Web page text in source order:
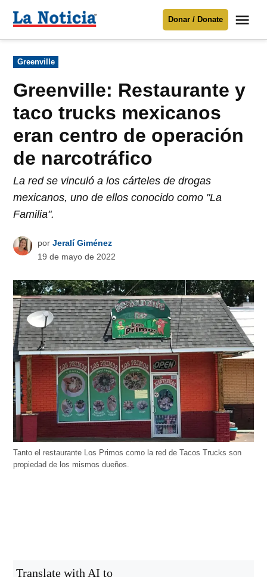
Para mantenerte informado necesitamos
Donar
contenido
Noticia
Donar / Donate
Publicado
en
Greenville
Greenville: Restaurante y
taco trucks mexicanos
eran centro de operación
de narcotráfico
La red se vinculó a los cárteles de drogas
mexicanos, uno de ellos conocido como "La
Familia".
por Jeralí Giménez
19 de mayo de 2022
Tanto el restaurante Los Primos como la red de Tacos Trucks son
propiedad de los mismos dueños.
Translate with AI to